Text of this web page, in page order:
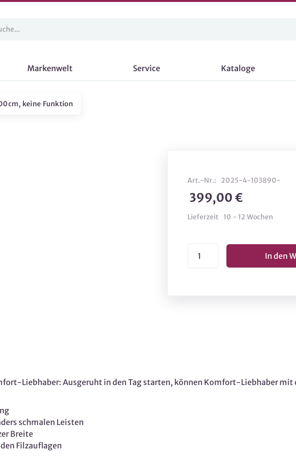
Markenwelt Service Kataloge
keine Funktion
Art.-Nr.: 2025-4-103890-
399,00 €
Lieferzeit 10 - 12 Wochen
Liebhaber: Ausgeruht in den Tag starten, können Komfort-Liebhaber
schmalen Leisten
Breite
Filzauflagen